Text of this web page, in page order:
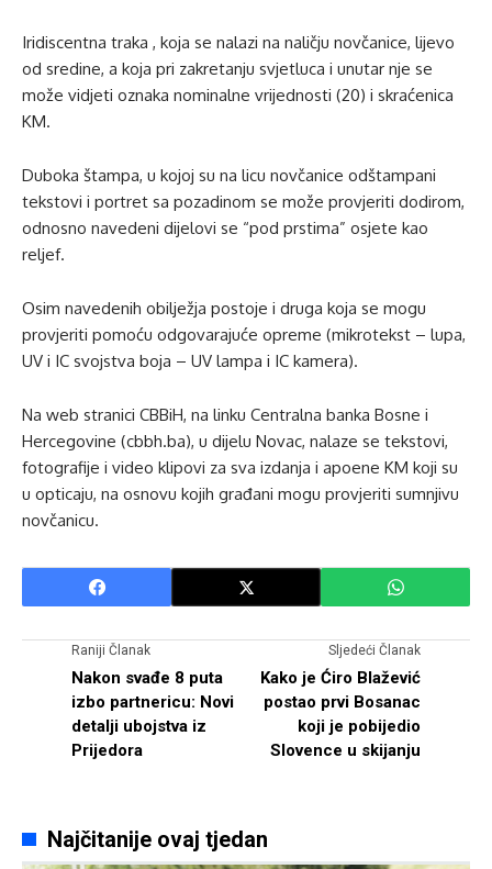
Iridiscentna traka , koja se nalazi na naličju novčanice, lijevo
od sredine, a koja pri zakretanju svjetluca i unutar nje se
može vidjeti oznaka nominalne vrijednosti (20) i skraćenica
KM.
Duboka štampa, u kojoj su na licu novčanice odštampani
tekstovi i portret sa pozadinom se može provjeriti dodirom,
odnosno navedeni dijelovi se “pod prstima” osjete kao
reljef.
Osim navedenih obilježja postoje i druga koja se mogu
provjeriti pomoću odgovarajuće opreme (mikrotekst – lupa,
UV i IC svojstva boja – UV lampa i IC kamera).
Na web stranici CBBiH, na linku Centralna banka Bosne i
Hercegovine (cbbh.ba), u dijelu Novac, nalaze se tekstovi,
fotografije i video klipovi za sva izdanja i apoene KM koji su
u opticaju, na osnovu kojih građani mogu provjeriti sumnjivu
novčanicu.
Raniji Članak
Nakon svađe 8 puta
izbo partnericu: Novi
detalji ubojstva iz
Prijedora
Sljedeći Članak
Kako je Ćiro Blažević
postao prvi Bosanac
koji je pobijedio
Slovence u skijanju
Najčitanije ovaj tjedan